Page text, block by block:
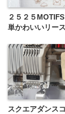
２５２５
単かわいいリー
スクエアダンス